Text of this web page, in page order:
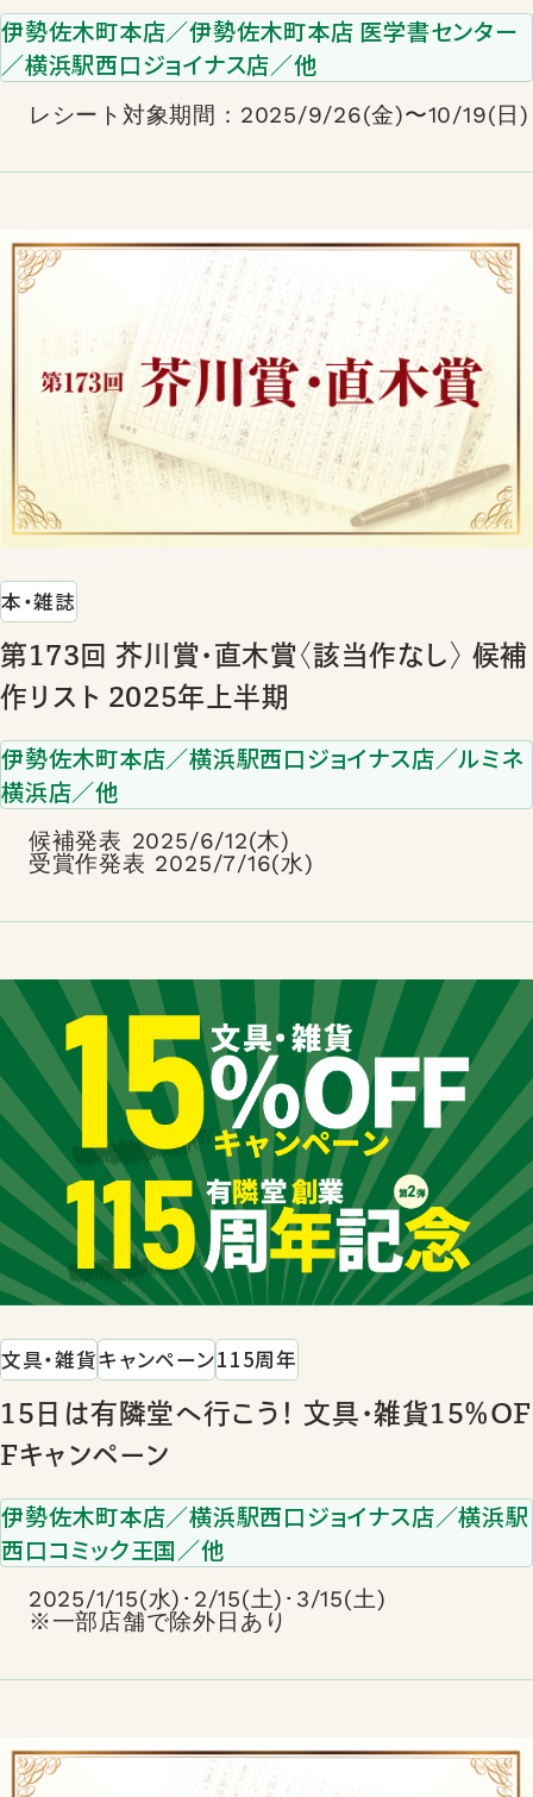
伊勢佐木町本店／伊勢佐木町本店 医学書センター
／横浜駅西口ジョイナス店／他
レシート対象期間：2025/9/26(金)〜10/19(日)
本・雑誌
第173回 芥川賞･直木賞〈該当作なし〉 候補
作リスト 2025年上半期
伊勢佐木町本店／横浜駅西口ジョイナス店／ルミネ
横浜店／他
候補発表 2025/6/12(木)
受賞作発表 2025/7/16(水)
文具・雑貨キャンペーン115周年
15日は有隣堂へ行こう！ 文具･雑貨15％OF
Fキャンペーン
伊勢佐木町本店／横浜駅西口ジョイナス店／横浜駅
西口コミック王国／他
2025/1/15(水)･2/15(土)･3/15(土)
※一部店舗で除外日あり